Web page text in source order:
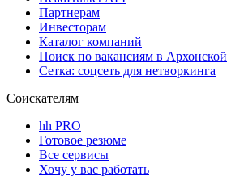
Партнерам
Инвесторам
Каталог компаний
Поиск по вакансиям в Архонской
Сетка: соцсеть для нетворкинга
Соискателям
hh PRO
Готовое резюме
Все сервисы
Хочу у вас работать